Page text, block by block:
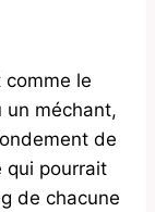
comme le
un méchant,
de
qui pourrait
de chacune